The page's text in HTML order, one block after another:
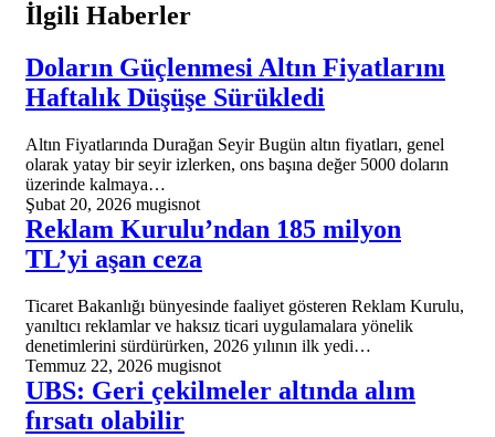
İlgili Haberler
Doların Güçlenmesi Altın Fiyatlarını
Haftalık Düşüşe Sürükledi
Altın Fiyatlarında Durağan Seyir Bugün altın fiyatları, genel
olarak yatay bir seyir izlerken, ons başına değer 5000 doların
üzerinde kalmaya…
Şubat 20, 2026 mugisnot
Reklam Kurulu’ndan 185 milyon
TL’yi aşan ceza
Ticaret Bakanlığı bünyesinde faaliyet gösteren Reklam Kurulu,
yanıltıcı reklamlar ve haksız ticari uygulamalara yönelik
denetimlerini sürdürürken, 2026 yılının ilk yedi…
Temmuz 22, 2026 mugisnot
UBS: Geri çekilmeler altında alım
fırsatı olabilir